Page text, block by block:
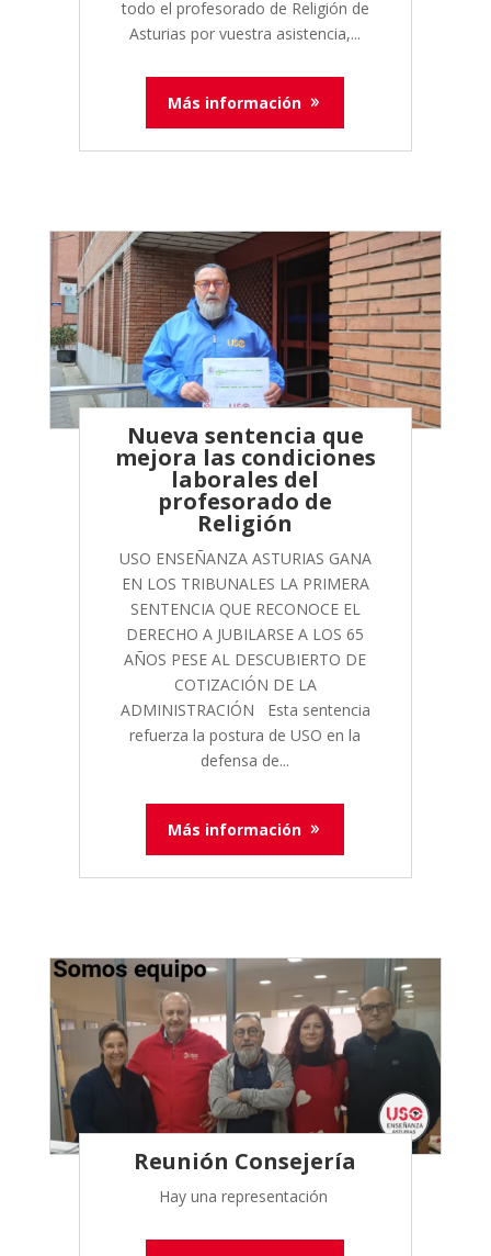
todo el profesorado de Religión de
Asturias por vuestra asistencia,...
Más información
Nueva sentencia que
mejora las condiciones
laborales del
profesorado de
Religión
USO ENSEÑANZA ASTURIAS GANA
EN LOS TRIBUNALES LA PRIMERA
SENTENCIA QUE RECONOCE EL
DERECHO A JUBILARSE A LOS 65
AÑOS PESE AL DESCUBIERTO DE
COTIZACIÓN DE LA
ADMINISTRACIÓN Esta sentencia
refuerza la postura de USO en la
defensa de...
Más información
Reunión Consejería
Hay una representación